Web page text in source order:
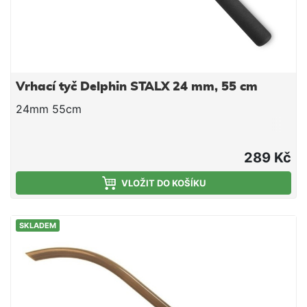
Vrhací tyč Delphin STALX 24 mm, 55 cm
24mm 55cm
289 Kč
VLOŽIT DO KOŠÍKU
SKLADEM